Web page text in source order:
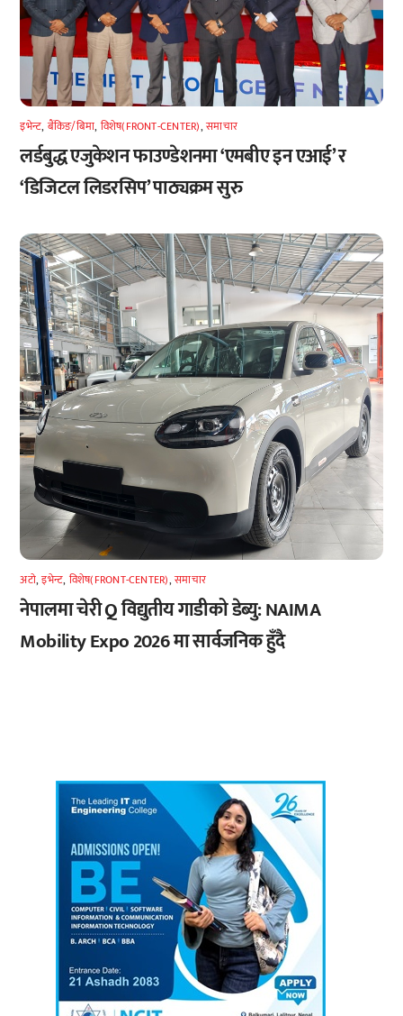
इभेन्ट, बैंकिङ/बिमा, विशेष(FRONT-CENTER),समाचार
लर्डबुद्ध एजुकेशन फाउण्डेशनमा ‘एमबीए इन एआई’ र
‘डिजिटल लिडरसिप’ पाठ्यक्रम सुरु
अटाे,इभेन्ट, विशेष(FRONT-CENTER),समाचार
नेपालमा चेरी Q विद्युतीय गाडीको डेब्यु: NAIMA
Mobility Expo 2026 मा सार्वजनिक हुँदै